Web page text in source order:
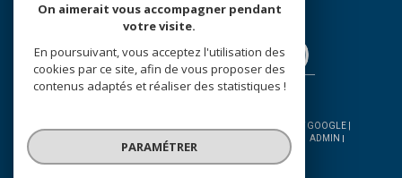
© 2026 | TOUS DROITS RÉSERVÉS | TRADUCTION POWERED BY GOOGLE |
PLAN DU SITE MENTIONS LÉGALES
ADMIN
NOS LIENS
POLITIQUE RGPD
On aimerait vous accompagner pendant
votre visite.
En poursuivant, vous acceptez l'utilisation des
cookies par ce site, afin de vous proposer des
contenus adaptés et réaliser des statistiques !
PARAMÉTRER